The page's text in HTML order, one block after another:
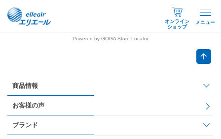
オンライン
ショップ
メニュー
Powered by GOGA Store Locator
商品情報
お客様の声
ブランド